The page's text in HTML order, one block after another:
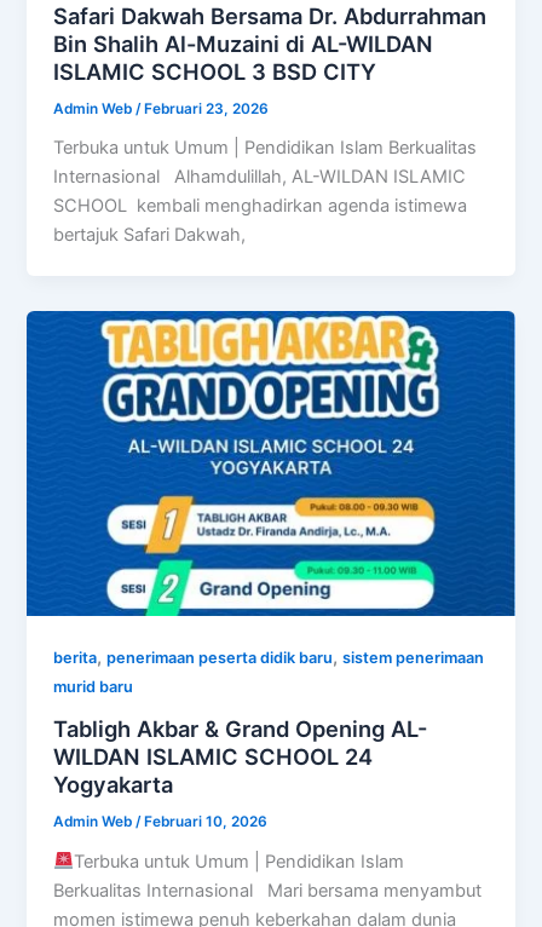
Safari Dakwah Bersama Dr. Abdurrahman
Bin Shalih Al-Muzaini di AL-WILDAN
ISLAMIC SCHOOL 3 BSD CITY
Admin Web /Februari 23, 2026
Terbuka untuk Umum | Pendidikan Islam Berkualitas
Internasional Alhamdulillah, AL-WILDAN ISLAMIC
SCHOOL kembali menghadirkan agenda istimewa
bertajuk Safari Dakwah,
berita,penerimaan peserta didik baru,sistem penerimaan
murid baru
Tabligh Akbar & Grand Opening AL-
WILDAN ISLAMIC SCHOOL 24
Yogyakarta
Admin Web/Februari 10, 2026
Terbuka untuk Umum | Pendidikan Islam
Berkualitas Internasional Mari bersama menyambut
momen istimewa penuh keberkahan dalam dunia